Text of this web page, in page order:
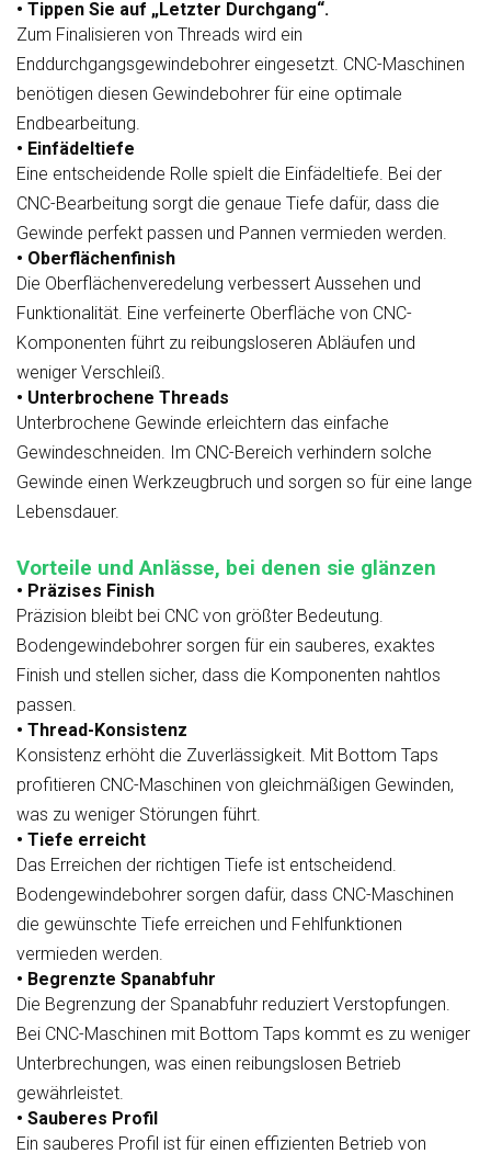
• Tippen Sie auf „Letzter Durchgang“.
Zum Finalisieren von Threads wird ein
Enddurchgangsgewindebohrer eingesetzt. CNC-Maschinen
benötigen diesen Gewindebohrer für eine optimale
Endbearbeitung.
• Einfädeltiefe
Eine entscheidende Rolle spielt die Einfädeltiefe. Bei der
CNC-Bearbeitung sorgt die genaue Tiefe dafür, dass die
Gewinde perfekt passen und Pannen vermieden werden.
• Oberflächenfinish
Die Oberflächenveredelung verbessert Aussehen und
Funktionalität. Eine verfeinerte Oberfläche von CNC-
Komponenten führt zu reibungsloseren Abläufen und
weniger Verschleiß.
• Unterbrochene Threads
Unterbrochene Gewinde erleichtern das einfache
Gewindeschneiden. Im CNC-Bereich verhindern solche
Gewinde einen Werkzeugbruch und sorgen so für eine lange
Lebensdauer.
Vorteile und Anlässe, bei denen sie glänzen
• Präzises Finish
Präzision bleibt bei CNC von größter Bedeutung.
Bodengewindebohrer sorgen für ein sauberes, exaktes
Finish und stellen sicher, dass die Komponenten nahtlos
passen.
• Thread-Konsistenz
Konsistenz erhöht die Zuverlässigkeit. Mit Bottom Taps
profitieren CNC-Maschinen von gleichmäßigen Gewinden,
was zu weniger Störungen führt.
• Tiefe erreicht
Das Erreichen der richtigen Tiefe ist entscheidend.
Bodengewindebohrer sorgen dafür, dass CNC-Maschinen
die gewünschte Tiefe erreichen und Fehlfunktionen
vermieden werden.
• Begrenzte Spanabfuhr
Die Begrenzung der Spanabfuhr reduziert Verstopfungen.
Bei CNC-Maschinen mit Bottom Taps kommt es zu weniger
Unterbrechungen, was einen reibungslosen Betrieb
gewährleistet.
• Sauberes Profil
Ein sauberes Profil ist für einen effizienten Betrieb von